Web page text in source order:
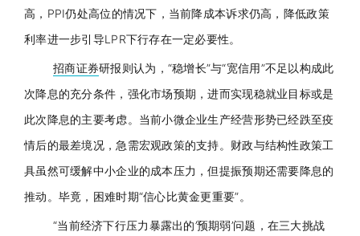
高，PPI仍处高位的情况下，当前降成本诉求仍高，降低政策
利率进一步引导LPR下行存在一定必要性。
招商证券研报则认为，“稳增长”与“宽信用”不足以构成此
次降息的充分条件，强化市场预期，进而实现稳就业目标或是
此次降息的主要考虑。当前小微企业生产经营形势已经跌至疫
情后的最差境况，急需宏观政策的支持。财政与结构性政策工
具虽然可缓解中小企业的成本压力，但提振预期还需要降息的
推动。毕竟，困难时期“信心比黄金更重要”。
“当前经济下行压力暴露出的’预期弱’问题，在三大挑战